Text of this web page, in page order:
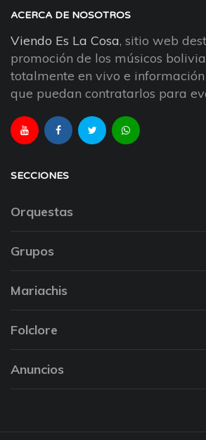
ACERCA DE NOSOTROS
Viendo Es La Cosa, sitio web
promoción de los músicos
totalmente en vivo e
que puedan contratarlos para
SECCIONES
Orquestas
Grupos
Mariachis
Folclore
Anuncios